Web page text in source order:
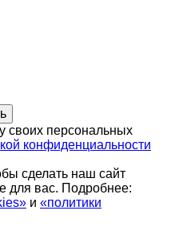
своих персональных
конфиденциальности
сделать наш сайт
для вас. Подробнее:
и «политики